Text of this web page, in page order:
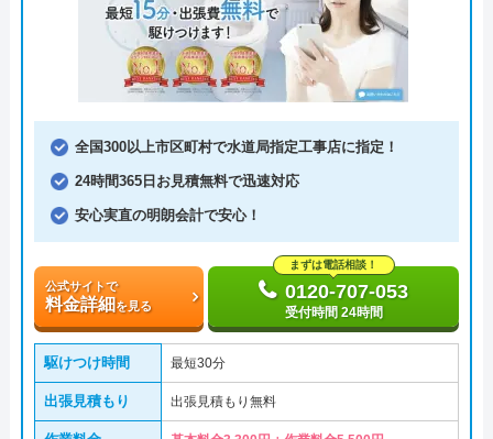
全国300以上市区町村で水道局指定工事店に指定！
24時間365日お見積無料で迅速対応
安心実直の明朗会計で安心！
公式サイトで
料金詳細を見る
まずは電話相談！
0120-707-053
受付時間 24時間
駆けつけ時間 最短30分
出張見積もり 出張見積もり無料